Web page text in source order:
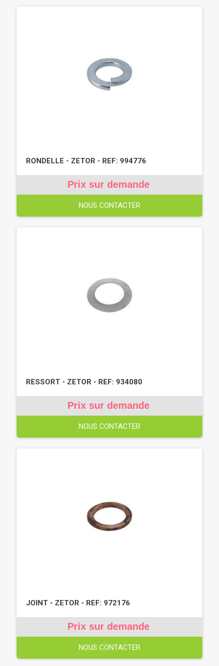
RONDELLE - ZETOR - REF: 994776
Prix sur demande
NOUS CONTACTER
RESSORT - ZETOR - REF: 934080
Prix sur demande
NOUS CONTACTER
JOINT - ZETOR - REF: 972176
Prix sur demande
NOUS CONTACTER